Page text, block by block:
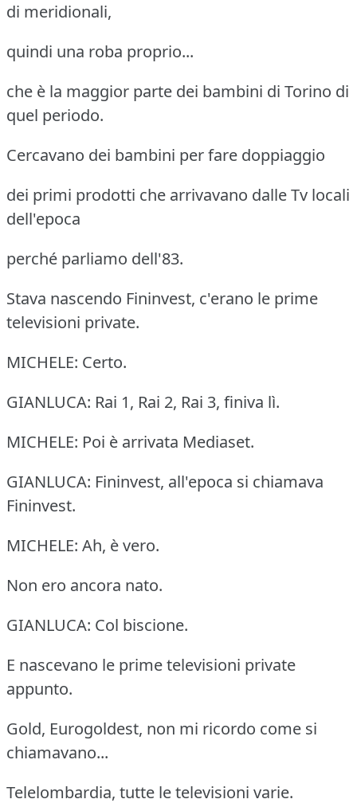
di meridionali,
quindi una roba proprio...
che è la maggior parte dei bambini di Torino di
quel periodo.
Cercavano dei bambini per fare doppiaggio
dei primi prodotti che arrivavano dalle Tv locali
dell'epoca
perché parliamo dell'83.
Stava nascendo Fininvest, c'erano le prime
televisioni private.
MICHELE: Certo.
GIANLUCA: Rai 1, Rai 2, Rai 3, finiva lì.
MICHELE: Poi è arrivata Mediaset.
GIANLUCA: Fininvest, all'epoca si chiamava
Fininvest.
MICHELE: Ah, è vero.
Non ero ancora nato.
GIANLUCA: Col biscione.
E nascevano le prime televisioni private
appunto.
Gold, Eurogoldest, non mi ricordo come si
chiamavano...
Telelombardia, tutte le televisioni varie.